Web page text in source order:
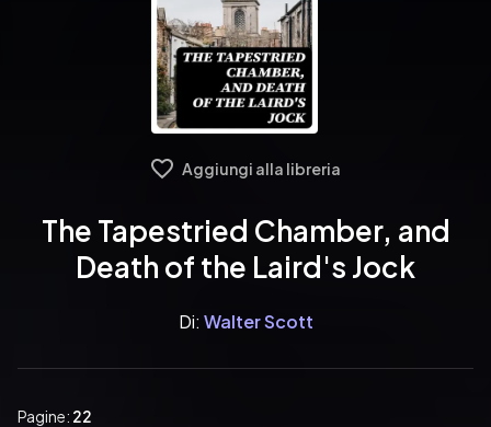
Aggiungi alla libreria
The Tapestried Chamber, and
Death of the Laird's Jock
Di: Walter Scott
Pagine: 22